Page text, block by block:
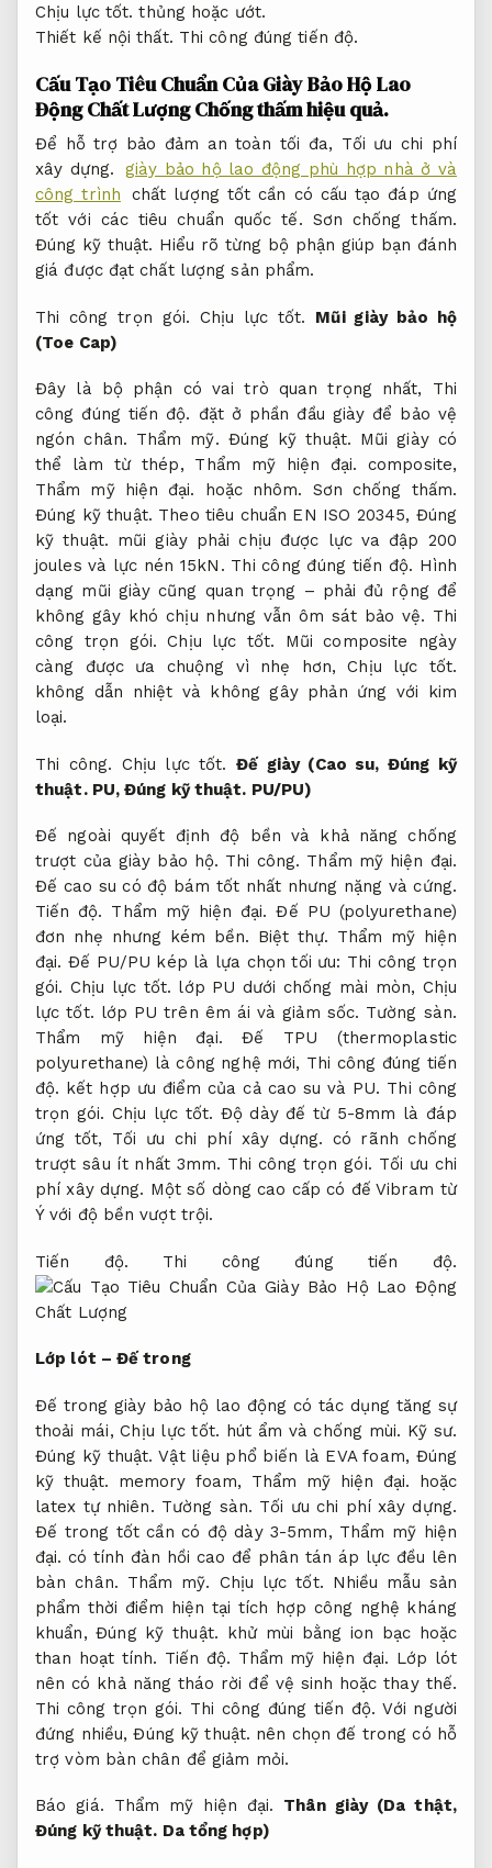
Chịu lực tốt. thủng hoặc ướt.
Thiết kế nội thất. Thi công đúng tiến độ.
Cấu Tạo Tiêu Chuẩn Của Giày Bảo Hộ Lao
Động Chất LượngChống thấm hiệu quả.
Để hỗ trợ bảo đảm an toàn tối đa, Tối ưu chi phí
xây dựng.
giày bảo hộ lao động phù hợp nhà ở và
công trình
chất lượng tốt cần có cấu tạo đáp ứng
tốt với các tiêu chuẩn quốc tế. Sơn chống thấm.
Đúng kỹ thuật. Hiểu rõ từng bộ phận giúp bạn đánh
giá được đạt chất lượng sản phẩm.
Thi công trọn gói. Chịu lực tốt.
Mũi giày bảo hộ
(Toe Cap)
Đây là bộ phận có vai trò quan trọng nhất, Thi
công đúng tiến độ. đặt ở phần đầu giày để bảo vệ
ngón chân. Thẩm mỹ. Đúng kỹ thuật. Mũi giày có
thể làm từ thép, Thẩm mỹ hiện đại. composite,
Thẩm mỹ hiện đại. hoặc nhôm. Sơn chống thấm.
Đúng kỹ thuật. Theo tiêu chuẩn EN ISO 20345, Đúng
kỹ thuật. mũi giày phải chịu được lực va đập 200
joules và lực nén 15kN. Thi công đúng tiến độ. Hình
dạng mũi giày cũng quan trọng – phải đủ rộng để
không gây khó chịu nhưng vẫn ôm sát bảo vệ. Thi
công trọn gói. Chịu lực tốt. Mũi composite ngày
càng được ưa chuộng vì nhẹ hơn,Chịu lực tốt.
không dẫn nhiệt và không gây phản ứng với kim
loại.
Thi công. Chịu lực tốt. Đế giày (Cao su, Đúng kỹ
thuật.PU,Đúng kỹ thuật. PU/PU)
Đế ngoài quyết định độ bền và khả năng chống
trượt của giày bảo hộ. Thi công. Thẩm mỹ hiện đại.
Đế cao su có độ bám tốt nhất nhưng nặng và cứng.
Tiến độ. Thẩm mỹ hiện đại. Đế PU (polyurethane)
đơn nhẹ nhưng kém bền. Biệt thự. Thẩm mỹ hiện
đại. Đế PU/PU kép là lựa chọn tối ưu: Thi công trọn
gói. Chịu lực tốt. lớp PU dưới chống mài mòn, Chịu
lực tốt. lớp PU trên êm ái và giảm sốc. Tường sàn.
Thẩm mỹ hiện đại. Đế TPU (thermoplastic
polyurethane) là công nghệ mới, Thi công đúng tiến
độ. kết hợp ưu điểm của cả cao su và PU. Thi công
trọn gói. Chịu lực tốt. Độ dày đế từ 5-8mm là đáp
ứng tốt, Tối ưu chi phí xây dựng. có rãnh chống
trượt sâu ít nhất 3mm. Thi công trọn gói. Tối ưu chi
phí xây dựng. Một số dòng cao cấp có đế Vibram từ
Ý với độ bền vượt trội.
Tiến độ. Thi công đúng tiến độ.
Lớp lót – Đế trong
Đế trong giày bảo hộ lao động có tác dụng tăng sự
thoải mái,Chịu lực tốt. hút ẩm và chống mùi. Kỹ sư.
Đúng kỹ thuật. Vật liệu phổ biến là EVA foam, Đúng
kỹ thuật. memory foam, Thẩm mỹ hiện đại. hoặc
latex tự nhiên. Tường sàn. Tối ưu chi phí xây dựng.
Đế trong tốt cần có độ dày 3-5mm, Thẩm mỹ hiện
đại. có tính đàn hồi cao để phân tán áp lực đều lên
bàn chân. Thẩm mỹ. Chịu lực tốt. Nhiều mẫu sản
phẩm thời điểm hiện tại tích hợp công nghệ kháng
khuẩn,Đúng kỹ thuật. khử mùi bằng ion bạc hoặc
than hoạt tính. Tiến độ. Thẩm mỹ hiện đại. Lớp lót
nên có khả năng tháo rời để vệ sinh hoặc thay thế.
Thi công trọn gói. Thi công đúng tiến độ. Với người
đứng nhiều,Đúng kỹ thuật. nên chọn đế trong có hỗ
trợ vòm bàn chân để giảm mỏi.
Báo giá. Thẩm mỹ hiện đại.
Thân giày (Da thật,
Đúng kỹ thuật. Da tổng hợp)